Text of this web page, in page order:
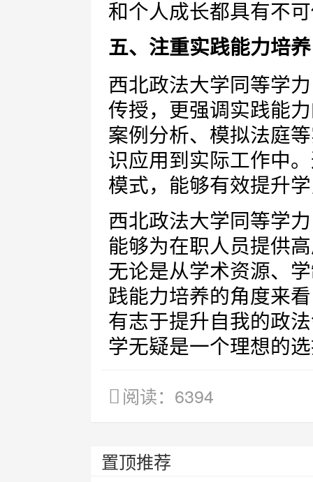
和个人成长都具有不
五、注重实践能力培养
西北政法大学同等学
传授，更强调实践能
案例分析、模拟法庭
识应用到实际工作中
模式，能够有效提升
西北政法大学同等学
能够为在职人员提供
无论是从学术资源、
践能力培养的角度来
有志于提升自我的政
学无疑是一个理想的
阅读：6394
置顶推荐